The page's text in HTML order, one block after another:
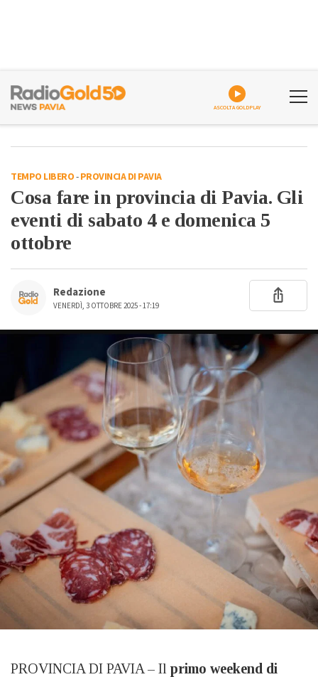
ASCOLTA GOLDPLAY
TEMPO LIBERO-PROVINCIA DI PAVIA
Cosa fare in provincia di Pavia. Gli
eventi di sabato 4 e domenica 5
ottobre
Redazione
VENERDÌ, 3 OTTOBRE 2025 - 17:19
PROVINCIA DI PAVIA – Il primo weekend di